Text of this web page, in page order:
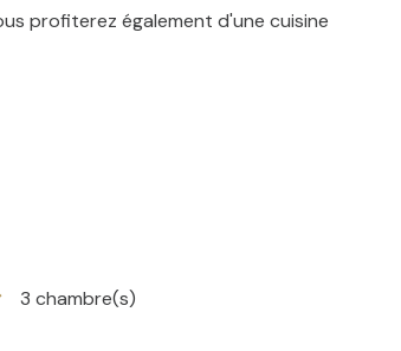
profiterez également d'une cuisine
3 chambre(s)